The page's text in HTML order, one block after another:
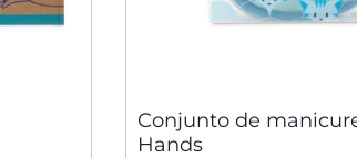
Conjunto de
Hands